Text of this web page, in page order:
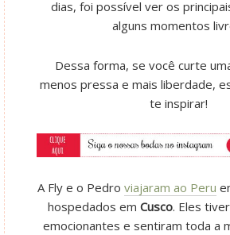
dias, foi possível ver os
alguns momentos
Dessa forma, se você curte
menos pressa e mais liberdade,
te inspirar!
A Fly e o Pedro viajaram ao Peru
hospedados em Cusco. Eles
emocionantes e sentiram toda a